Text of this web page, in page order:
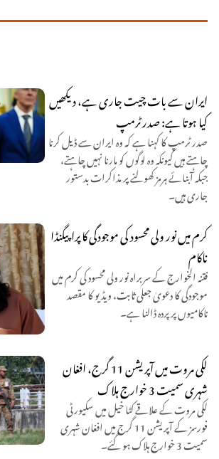
ایران سے بات چیت جاری ہے، دیکھیں
کیا ہوتا ہے: صدر ٹرمپ
صدر ٹرمپ کا کہنا ہے کہ وہ ایران سے ڈیل کرنا
چاہتے ہیں کیونکہ وہ لوگوں کو مارنا نہیں چاہتے،
جبکہ آبنائے ہرمز کھولنے پر مذاکرات بدستور
جاری ہیں۔
کرم میں نور ولی محسود کی موجودگی کا پراپیگنڈا
ناکام
فتنہ الخوارج کے سربراہ نور ولی محسود کی کرم میں
موجودگی کا دعویٰ جعلی ثابت، ویڈیو کا مقصد
ناکامیوں پر پردہ ڈالنا ہے۔
لکی مروت میں آپریشن 11 گرج، افغان
شہری سمیت 3 خوارج ہلاک
لکی مروت کے علاقے کٹا خیل میں سکیورٹی
فورسز کے آپریشن 11 گرج میں افغان شہری
سمیت 3 خوارج ہلاک ہو گئے۔